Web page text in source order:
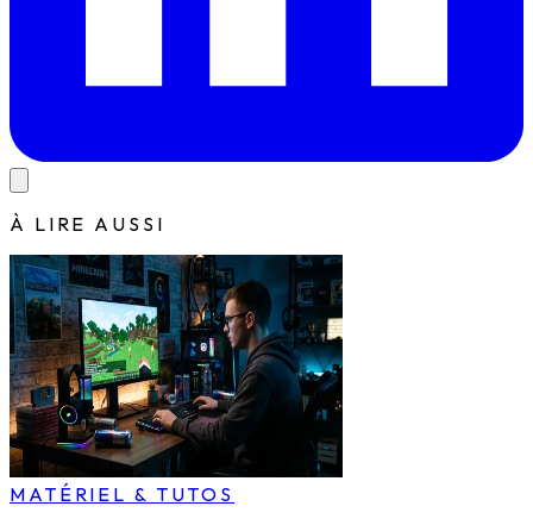
À LIRE AUSSI
MATÉRIEL & TUTOS